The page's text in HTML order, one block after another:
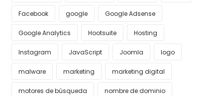
Facebook google Google Adsense
Google Analytics Hootsuite Hosting
Instagram JavaScript Joomla logo
malware marketing marketing digital
motores de búsqueda nombre de dominio